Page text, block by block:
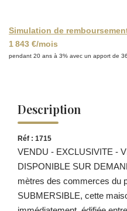
Simulation de
1 843 €/mois
pendant 20 ans à 3% avec un apport de
Description
Réf : 1715
VENDU - EXCLUSIVITE -
DISPONIBLE SUR
mètres des commerces du
SUBMERSIBLE, cette